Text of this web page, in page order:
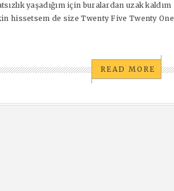
yaşadığım için buralardan uzak kaldım
hissetsem de size Twenty Five Twenty One
READ MORE